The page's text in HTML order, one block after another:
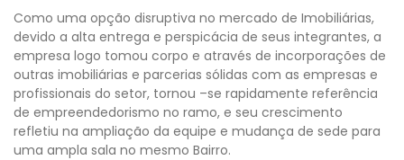
Como uma opção disruptiva no mercado de Imobiliárias,
devido a alta entrega e perspicácia de seus integrantes, a
empresa logo tomou corpo e através de incorporações de
outras imobiliárias e parcerias sólidas com as empresas e
profissionais do setor, tornou –se rapidamente referência
de empreendedorismo no ramo, e seu crescimento
refletiu na ampliação da equipe e mudança de sede para
uma ampla sala no mesmo Bairro.